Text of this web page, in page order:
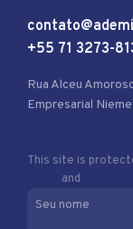
+55 71 3273-
Rua Alceu
Empresarial
This site is
and
Seu nome